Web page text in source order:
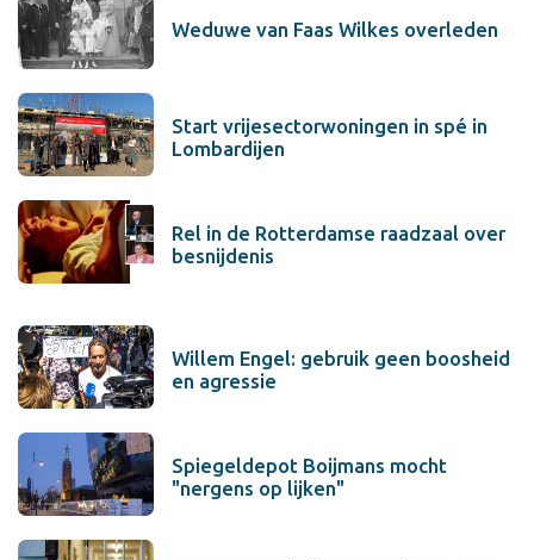
Weduwe van Faas Wilkes overleden
Start vrijesectorwoningen in spé in
Lombardijen
Rel in de Rotterdamse raadzaal over
besnijdenis
Willem Engel: gebruik geen boosheid
en agressie
Spiegeldepot Boijmans mocht
"nergens op lijken"